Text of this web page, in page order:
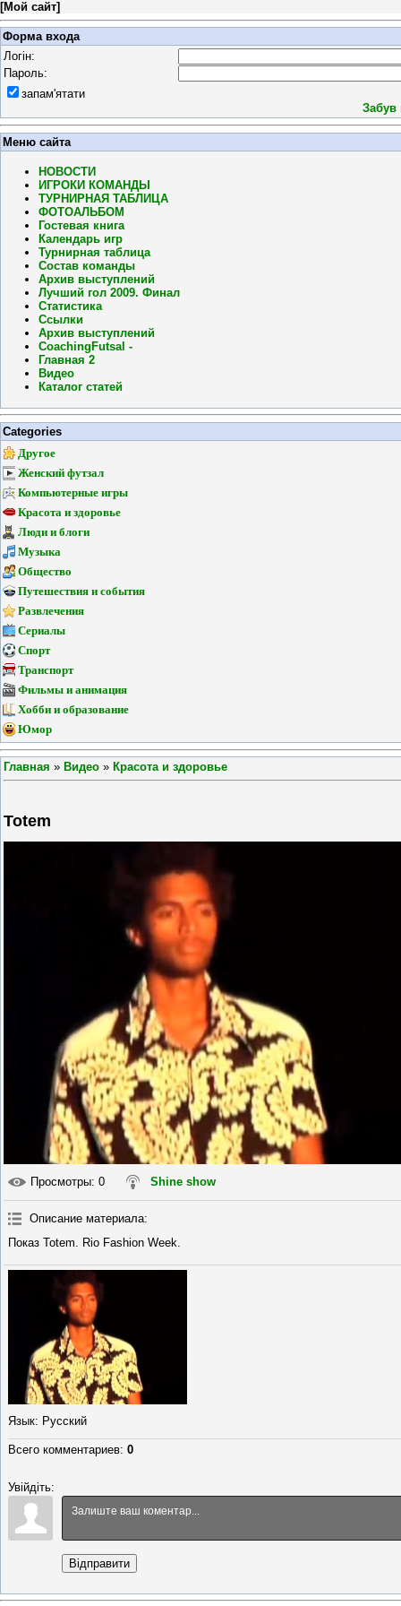
[Мой сайт]
Форма входа
Логін:
Пароль:
запам'ятати
Забув
Меню сайта
НОВОСТИ
ИГРОКИ КОМАНДЫ
ТУРНИРНАЯ ТАБЛИЦА
ФОТОАЛЬБОМ
Гостевая книга
Календарь игр
Турнирная таблица
Состав команды
Архив выступлений
Лучший гол 2009. Финал
Статистика
Ссылки
Архив выступлений
CoachingFutsal -
Главная 2
Видео
Каталог статей
Categories
Другое
Женский футзал
Компьютерные игры
Красота и здоровье
Люди и блоги
Музыка
Общество
Путешествия и события
Развлечения
Сериалы
Спорт
Транспорт
Фильмы и анимация
Хобби и образование
Юмор
Главная » Видео » Красота и здоровье
Totem
Просмотры: 0 Shine show
Описание материала:
Показ Totem. Rio Fashion Week.
Язык: Русский
Всего комментариев: 0
Увійдіть:
Відправити